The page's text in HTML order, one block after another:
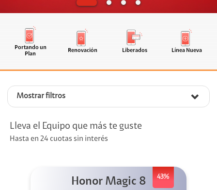
Portando un
Plan
Renovación Liberados Línea Nueva
Mostrar filtros
Lleva el Equipo que más te guste
Hasta en 24 cuotas sin interés
43%
Honor Magic 8